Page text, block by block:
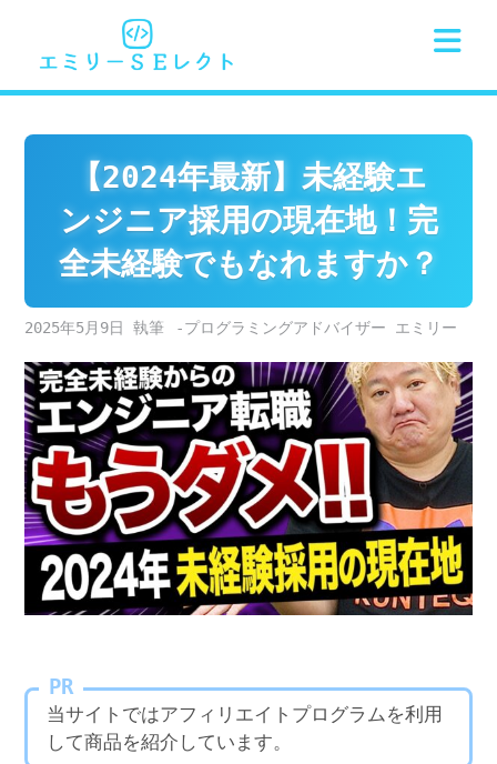
content
【2024年最新】未経験エ
ンジニア採用の現在地！完
全未経験でもなれますか？
2025年5月9日 -プログラミングアドバイザー エミリー
PR
当サイトではアフィリエイトプログラムを利用
して商品を紹介しています。